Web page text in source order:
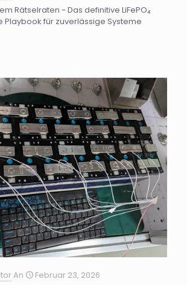
Rätselraten - Das definitive LiFePO₄
Playbook für zuverlässige Systeme
An
Februar 23, 2026